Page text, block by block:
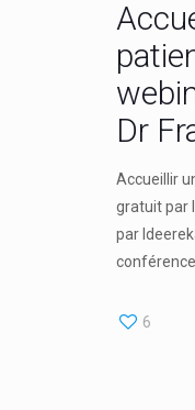
Dr
Accueillir
gratuit par
par
6